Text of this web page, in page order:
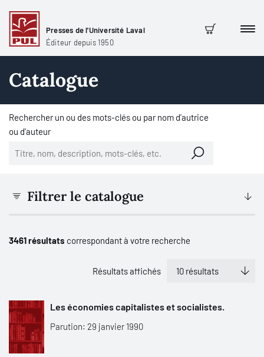
Presses de l'Université Laval
Éditeur depuis 1950
Panier
Catalogue
Rechercher un ou des mots-clés ou par nom d'autrice
ou d'auteur
Filtrer le catalogue
3461 résultats correspondant à votre recherche
Résultats affichés
Les économies capitalistes et socialistes.
Parution: 29 janvier 1990